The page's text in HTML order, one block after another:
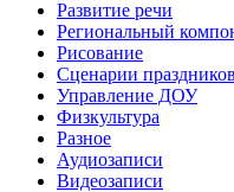
Развитие речи
Региональный
Рисование
Сценарии праздников
Управление ДОУ
Физкультура
Разное
Аудиозаписи
Видеозаписи